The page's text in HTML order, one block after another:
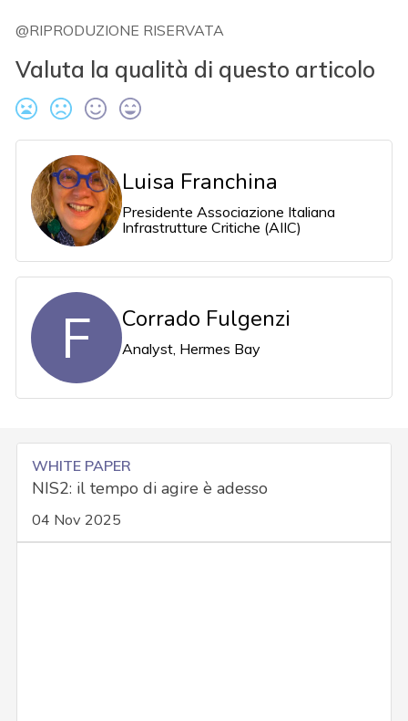
@RIPRODUZIONE RISERVATA
Valuta la qualità di questo articolo
Luisa Franchina
Presidente Associazione Italiana
Infrastrutture Critiche (AIIC)
F Corrado Fulgenzi
Analyst, Hermes Bay
WHITE PAPER
NIS2: il tempo di agire è adesso
04 Nov 2025